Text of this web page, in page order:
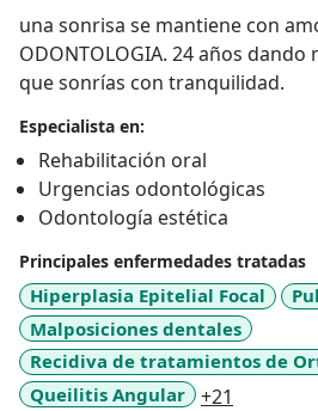
una sonrisa se mantiene con
ODONTOLOGIA. 24 años dando mi mejor servicio para
que sonrías con tranquilidad.
Especialista en:
Rehabilitación oral
Urgencias odontológicas
Odontología estética
Principales enfermedades tratadas
Hiperplasia Epitelial Focal
Malposiciones dentales
Recidiva de tratamientos de
Queilitis Angular
+21